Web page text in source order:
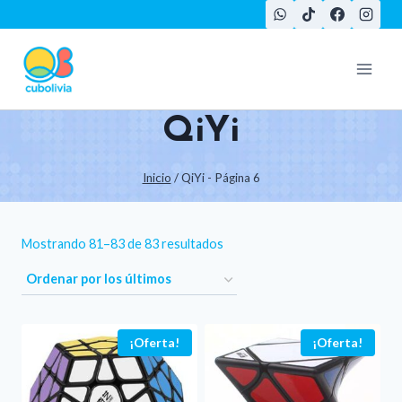
contenido
QiYi
Inicio / QiYi- Página 6
Mostrando 81–83 de 83 resultados
los
¡Oferta!
¡Oferta!